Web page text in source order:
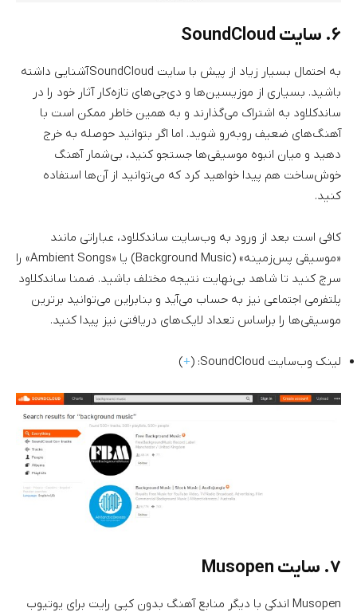
۶. سایت SoundCloud
به احتمال بسیار زیاد از پیش با سایت SoundCloud آشنایی داشته
باشید. بسیاری از موزیسین‌ها و دی‌جی‌های تازه‌کار آثار خود را در
ساندکلاود به اشتراک می‌گذارند و به همین خاطر ممکن است با
آهنگ‌های ضعیف روبه‌رو شوید. اما اگر بتوانید حوصله به خرج
دهید و میان انبوه موسیقی‌ها جستجو کنید،‌ بی‌شمار آهنگ
خوش‌ساخت هم پیدا خواهید کرد که می‌توانید از آن‌ها استفاده
کنید.
کافی است بعد از ورود به وب‌سایت ساندکلاود، عباراتی مانند
«موسیقی پس‌زمینه» (Background Music) یا «Ambient Songs» را
سرچ کنید تا شاهد بی‌نهایت نتیجه مختلف باشید. ضمنا ساندکلاود
پلتفرمی اجتماعی نیز به حساب می‌آید و بنابراین می‌توانید برترین
موسیقی‌ها را براساس تعداد لایک‌های دریافتی نیز پیدا کنید.
لینک وب‌سایت SoundCloud: ( +
)
۷. سایت Musopen
Musopen اندکی با دیگر منابع آهنگ بدون کپی رایت برای یوتیوب